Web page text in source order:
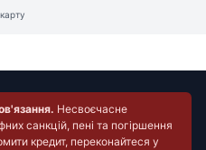
Несвоєчасне
санкцій, пені та погіршення
кредит, переконайтеся у